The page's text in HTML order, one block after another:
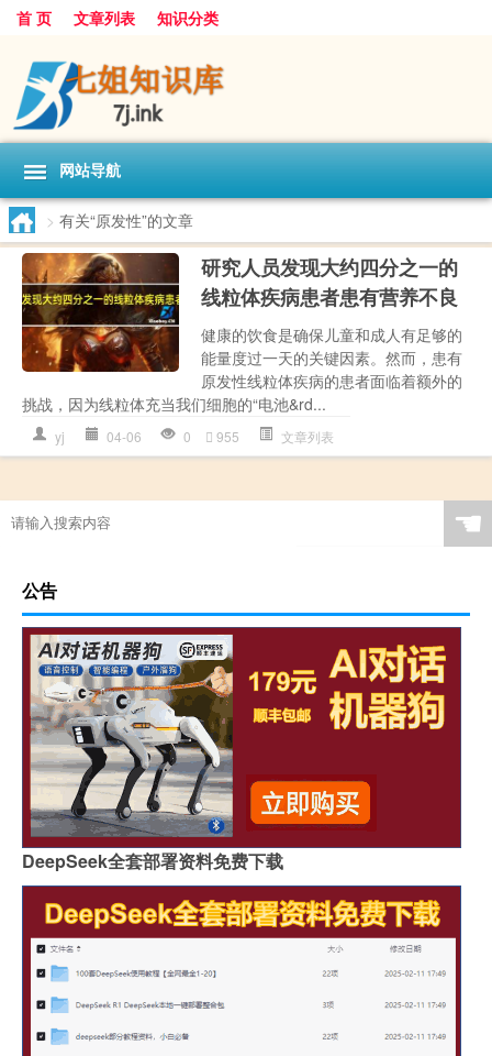
首 页 文章列表 知识分类
网站导航
> 有关“原发性”的文章
研究人员发现大约四分之一的
线粒体疾病患者患有营养不良
健康的饮食是确保儿童和成人有足够的
能量度过一天的关键因素。然而，患有
原发性线粒体疾病的患者面临着额外的
挑战，因为线粒体充当我们细胞的“电池&rd...
yj 04-06 0 955 文章列表
☚
公告
DeepSeek全套部署资料免费下载